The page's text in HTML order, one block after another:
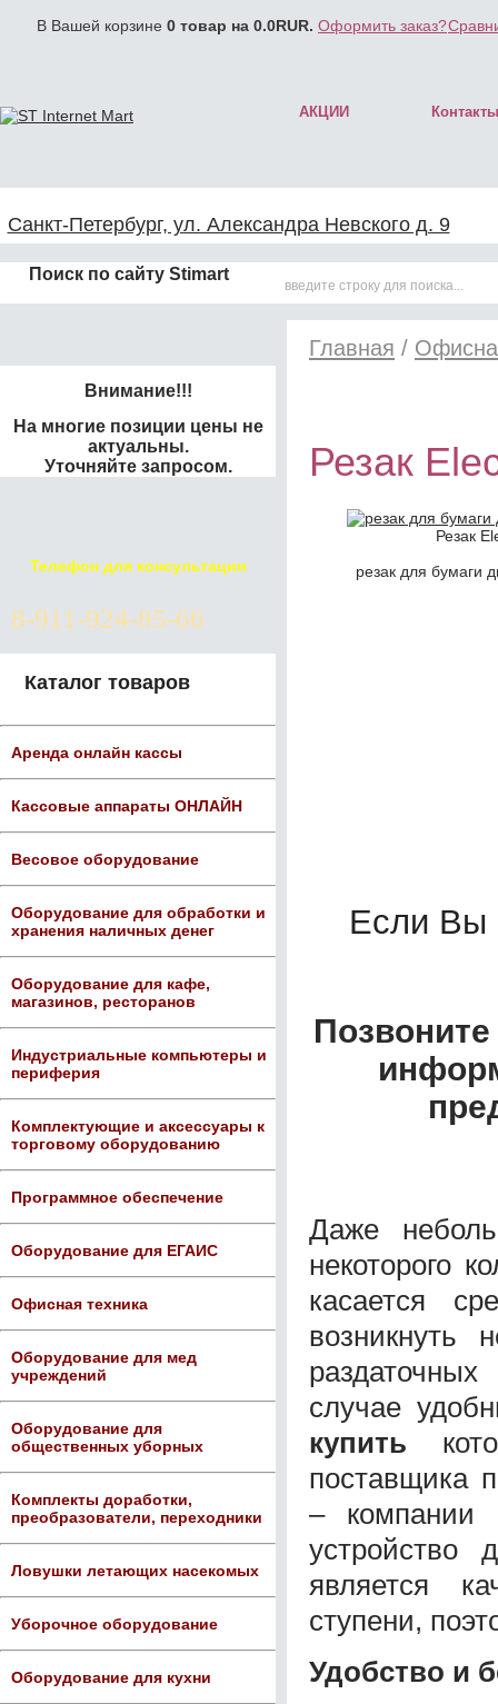
В Вашей корзине 0 товар на 0.0RUR. Оформить заказ?
АКЦИИ Контакты
Санкт-Петербург, ул. Александра Невского д. 9
Поиск по сайту Stimart
Внимание!!!
На многие позиции цены не
актуальны.
Уточняйте запросом.
Телефон для консультации
8-911-924-85-66
Каталог товаров
Аренда онлайн кассы
Кассовые аппараты ОНЛАЙН
Весовое оборудование
Оборудование для обработки и
хранения наличных денег
Оборудование для кафе,
магазинов, ресторанов
Индустриальные компьютеры и
периферия
Комплектующие и аксессуары к
торговому оборудованию
Программное обеспечение
Оборудование для ЕГАИС
Офисная техника
Оборудование для мед
учреждений
Оборудование для
общественных уборных
Комплекты доработки,
преобразователи, переходники
Ловушки летающих насекомых
Уборочное оборудование
Оборудование для кухни
Главная /
Резак
Резак
резак для бумаги
Если Вы
Даже
некоторого
касается
возникнуть
случае
купить
поставщика
– компании
устройство
является
ступени,
Удобство и